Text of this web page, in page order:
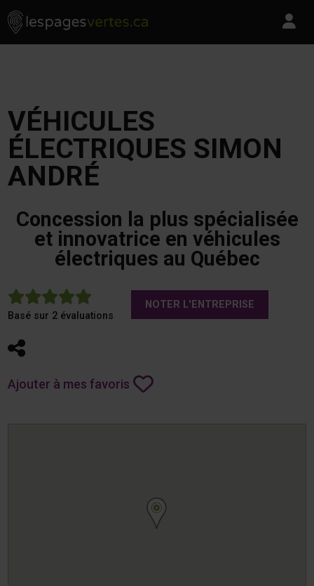
Skip to content
Les Pages Vertes - Go to homepage
VÉHICULES
ÉLECTRIQUES SIMON
ANDRÉ
Concession la plus spécialisée
et innovatrice en véhicules
électriques au Québec
5
Basé sur 2 évaluations
NOTER L'ENTREPRISE
Partager
Ajouter à mes favoris